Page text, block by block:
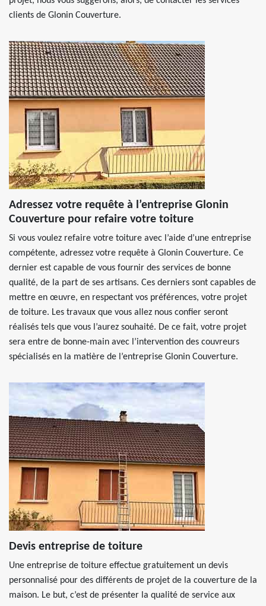
clients de Glonin Couverture.
Adressez votre requête à l’entreprise Glonin
Couverture pour refaire votre toiture
Si vous voulez refaire votre toiture avec l’aide d’une entreprise
compétente, adressez votre requête à Glonin Couverture. Ce
dernier est capable de vous fournir des services de bonne
qualité, de la part de ses artisans. Ces derniers sont capables de
mettre en œuvre, en respectant vos préférences, votre projet
de toiture. Les travaux que vous allez nous confier seront
réalisés tels que vous l’aurez souhaité. De ce fait, votre projet
sera entre de bonne-main avec l’intervention des couvreurs
spécialisés en la matière de l’entreprise Glonin Couverture.
Devis entreprise de toiture
Une entreprise de toiture effectue gratuitement un devis
personnalisé pour des différents de projet de la couverture de la
maison. Le but, c’est de présenter la qualité de service aux